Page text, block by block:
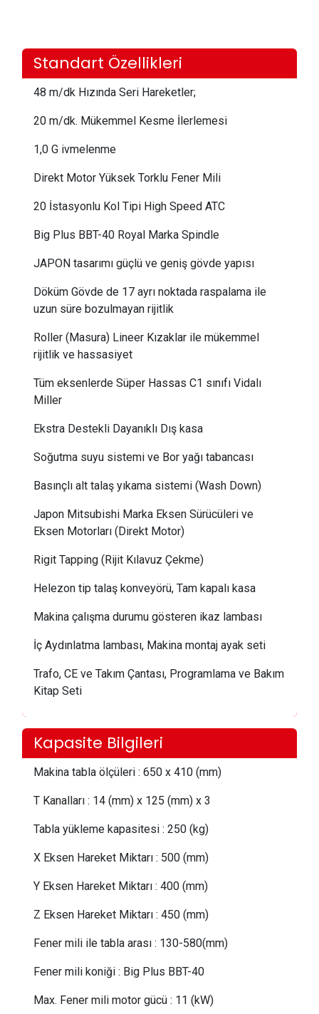
Standart Özellikleri
48 m/dk Hızında Seri Hareketler;
20 m/dk. Mükemmel Kesme İlerlemesi
1,0 G ivmelenme
Direkt Motor Yüksek Torklu Fener Mili
20 İstasyonlu Kol Tipi High Speed ATC
Big Plus BBT-40 Royal Marka Spindle
JAPON tasarımı güçlü ve geniş gövde yapısı
Döküm Gövde de 17 ayrı noktada raspalama ile
uzun süre bozulmayan rijitlik
Roller (Masura) Lineer Kızaklar ile mükemmel
rijitlik ve hassasiyet
Tüm eksenlerde Süper Hassas C1 sınıfı ​Vidalı
Miller
Ekstra Destekli Dayanıklı Dış kasa
Soğutma suyu sistemi ve Bor yağı tabancası
Basınçlı alt talaş yıkama sistemi (Wash Down)
Japon Mitsubishi Marka Eksen Sürücüleri ve
Eksen Motorları (Direkt Motor)
Rigit Tapping (Rijit Kılavuz Çekme)
Helezon tip talaş konveyörü, Tam kapalı kasa
Makina çalışma durumu gösteren ikaz lambası
İç Aydınlatma lambası, Makina montaj ayak seti
Trafo, CE ve Takım Çantası, Programlama ve Bakım
Kitap Seti
Kapasite Bilgileri
Makina tabla ölçüleri : 650 x 410 (mm)
T Kanalları : 14 (mm) x 125 (mm) x 3
Tabla yükleme kapasitesi : 250 (kg)
X Eksen Hareket Miktarı : 500 (mm)
Y Eksen Hareket Miktarı : 400 (mm)
Z Eksen Hareket Miktarı : 450 (mm)
Fener mili ile tabla arası : 130-580(mm)
Fener mili koniği : Big Plus BBT-40
Max. Fener mili motor gücü : 11 (kW)